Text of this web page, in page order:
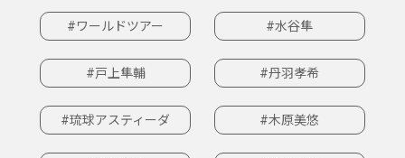
#ワールドツアー #水谷隼
#戸上隼輔 #丹羽孝希
#琉球アスティーダ #木原美悠